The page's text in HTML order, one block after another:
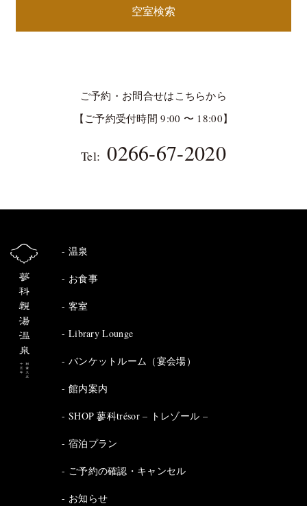
空室検索
ご予約・お問合せはこちらから
【ご予約受付時間 9:00 〜 18:00】
Tel: 0266-67-2020
温泉
お食事
客室
Library Lounge
バンケットルーム（宴会場）
館内案内
SHOP 蓼科trésor – トレゾール –
宿泊プラン
ご予約の確認・キャンセル
お知らせ